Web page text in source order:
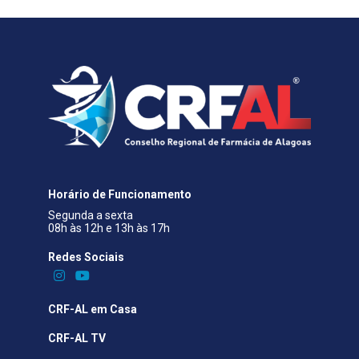
Horário de Funcionamento
Segunda a sexta
08h às 12h e 13h às 17h
Redes Sociais​
CRF-AL em Casa
CRF-AL TV